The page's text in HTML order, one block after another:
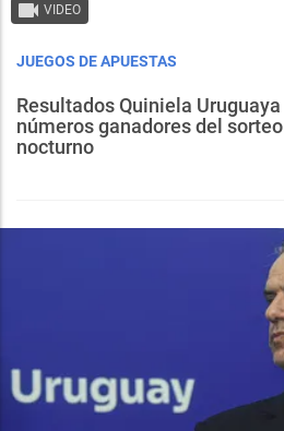
VIDEO
JUEGOS DE APUESTAS
Resultados Quiniela
números ganadores del
nocturno